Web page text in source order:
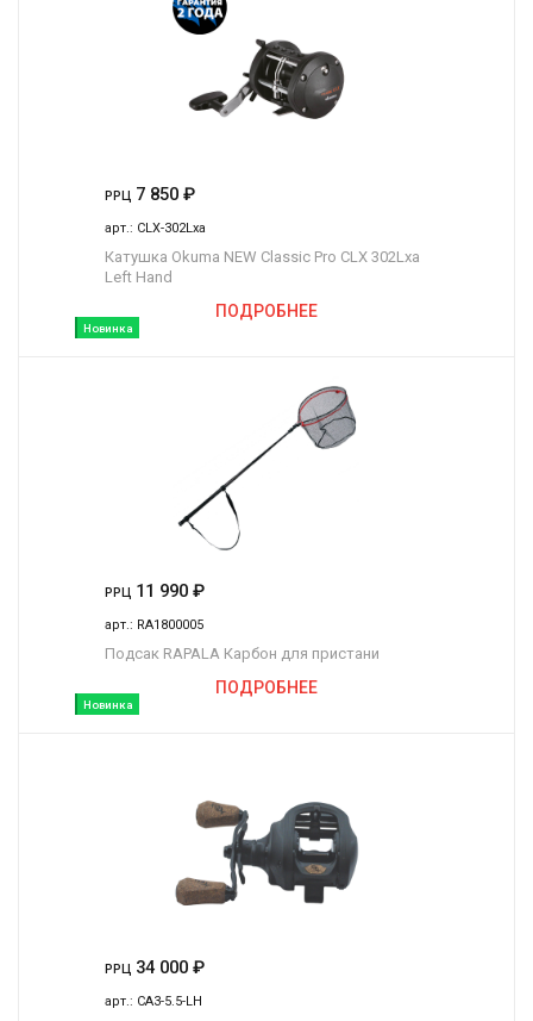
Новинка
РРЦ 7 850 ₽
арт.: CLX-302Lxa
Катушка Okuma NEW Classic Pro CLX 302Lxa
Left Hand
ПОДРОБНЕЕ
Новинка
РРЦ 11 990 ₽
арт.: RA1800005
Подсак RAPALA Карбон для пристани
ПОДРОБНЕЕ
РРЦ 34 000 ₽
арт.: CA3-5.5-LH